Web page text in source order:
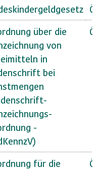
über die
von
in
bei
-
für die